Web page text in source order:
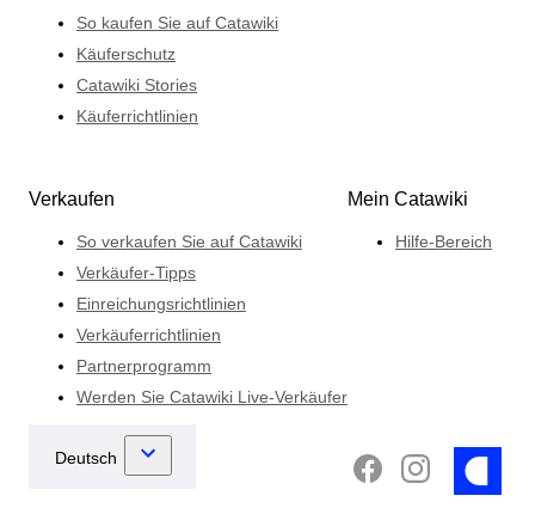
So kaufen Sie auf Catawiki
Käuferschutz
Catawiki Stories
Käuferrichtlinien
Verkaufen
So verkaufen Sie auf Catawiki
Verkäufer-Tipps
Einreichungsrichtlinien
Verkäuferrichtlinien
Partnerprogramm
Werden Sie Catawiki Live-Verkäufer
Mein Catawiki
Hilfe-Bereich